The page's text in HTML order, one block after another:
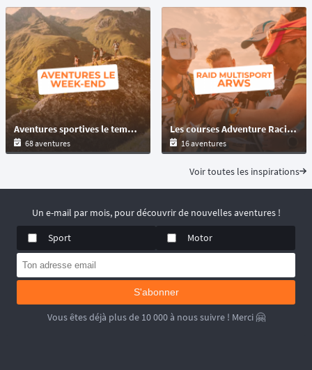
Aventures sportives le temps d'un week-end : trail, VTT, gravel
68 aventures
Les courses Adventure Racing World Series ARWS !
16 aventures
Voir toutes les inspirations
Un e-mail par mois, pour découvrir de nouvelles aventures !
Sport
Motor
S'abonner
Vous êtes déjà plus de 10 000 à nous suivre ! Merci 🤗